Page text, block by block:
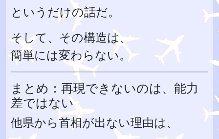
というだけの話だ。
そして、その構造は、
簡単には変わらない。
まとめ：再現できないのは、能力
差ではない
他県から首相が出ない理由は、